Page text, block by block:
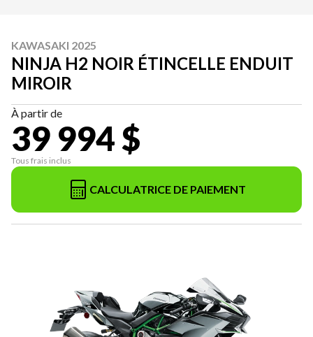
KAWASAKI 2025
NINJA H2 NOIR ÉTINCELLE ENDUIT
MIROIR
À partir de
39 994 $
Tous frais inclus
CALCULATRICE DE PAIEMENT